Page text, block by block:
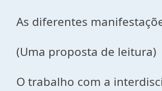
As diferentes
(Uma proposta de leitura)
O trabalho com a